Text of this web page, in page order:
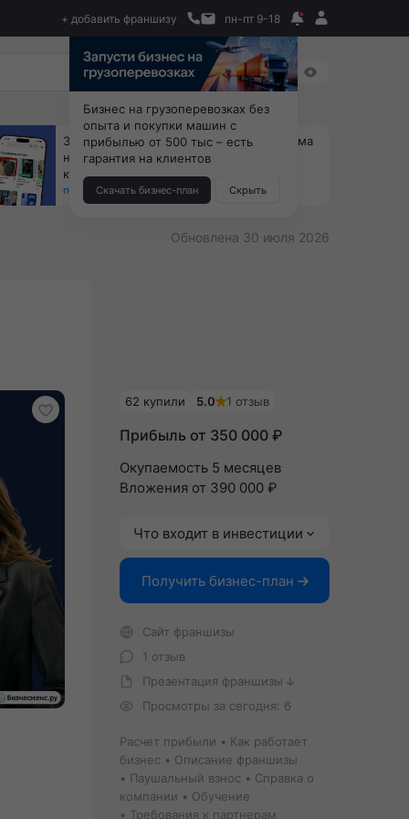
+ добавить франшизу пн-пт 9-18
За 90 тыс. открой магазин на Авито, дома
ни коробок, ни товара, ни склада, зато
каждый месяц +125 тыс. чистыми
получить бизнес-план ↓
Обновлена 30 июля 2026
62 купили 5.0 1 отзыв
Прибыль от 350 000 ₽
Окупаемость 5 месяцев
Вложения от 390 000 ₽
Что входит в инвестиции
Получить бизнес-план
Сайт франшизы
1 отзыв
Презентация франшизы
Просмотры за сегодня: 6
Расчет прибыли
Как работает
бизнес
Описание франшизы
Паушальный взнос
Справка о
компании
Обучение
Требования к партнерам
Бизнес на грузоперевозках без
опыта и покупки машин с
прибылью от 500 тыс – есть
гарантия на клиентов
Скачать бизнес-план Скрыть